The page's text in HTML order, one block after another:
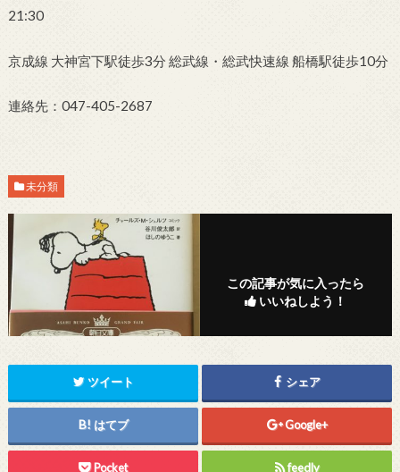
21:30
京成線 大神宮下駅徒歩3分 総武線・総武快速線 船橋駅徒歩10分
連絡先：047-405-2687
未分類
この記事が気に入ったら
いいねしよう！
ツイート シェア
はてブ Google+
Pocket feedly